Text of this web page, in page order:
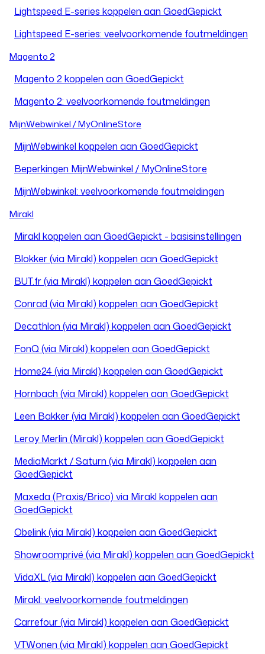
Lightspeed E-series koppelen aan GoedGepickt
Lightspeed E-series: veelvoorkomende foutmeldingen
Magento 2
Magento 2 koppelen aan GoedGepickt
Magento 2: veelvoorkomende foutmeldingen
MijnWebwinkel / MyOnlineStore
MijnWebwinkel koppelen aan GoedGepickt
Beperkingen MijnWebwinkel / MyOnlineStore
MijnWebwinkel: veelvoorkomende foutmeldingen
Mirakl
Mirakl koppelen aan GoedGepickt - basisinstellingen
Blokker (via Mirakl) koppelen aan GoedGepickt
BUT.fr (via Mirakl) koppelen aan GoedGepickt
Conrad (via Mirakl) koppelen aan GoedGepickt
Decathlon (via Mirakl) koppelen aan GoedGepickt
FonQ (via Mirakl) koppelen aan GoedGepickt
Home24 (via Mirakl) koppelen aan GoedGepickt
Hornbach (via Mirakl) koppelen aan GoedGepickt
Leen Bakker (via Mirakl) koppelen aan GoedGepickt
Leroy Merlin (Mirakl) koppelen aan GoedGepickt
MediaMarkt / Saturn (via Mirakl) koppelen aan
GoedGepickt
Maxeda (Praxis/Brico) via Mirakl koppelen aan
GoedGepickt
Obelink (via Mirakl) koppelen aan GoedGepickt
Showroomprivé (via Mirakl) koppelen aan GoedGepickt
VidaXL (via Mirakl) koppelen aan GoedGepickt
Mirakl: veelvoorkomende foutmeldingen
Carrefour (via Mirakl) koppelen aan GoedGepickt
VTWonen (via Mirakl) koppelen aan GoedGepickt